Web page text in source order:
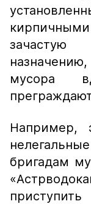
мусора
Например,
бригадам